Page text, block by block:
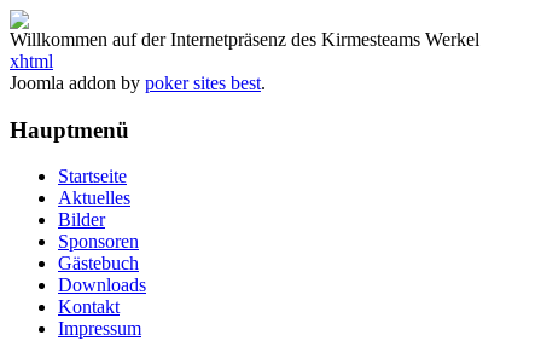
Willkommen auf der Internetpräsenz des Kirmesteams Werkel
xhtml
Joomla addon by poker sites best.
Hauptmenü
Startseite
Aktuelles
Bilder
Sponsoren
Gästebuch
Downloads
Kontakt
Impressum